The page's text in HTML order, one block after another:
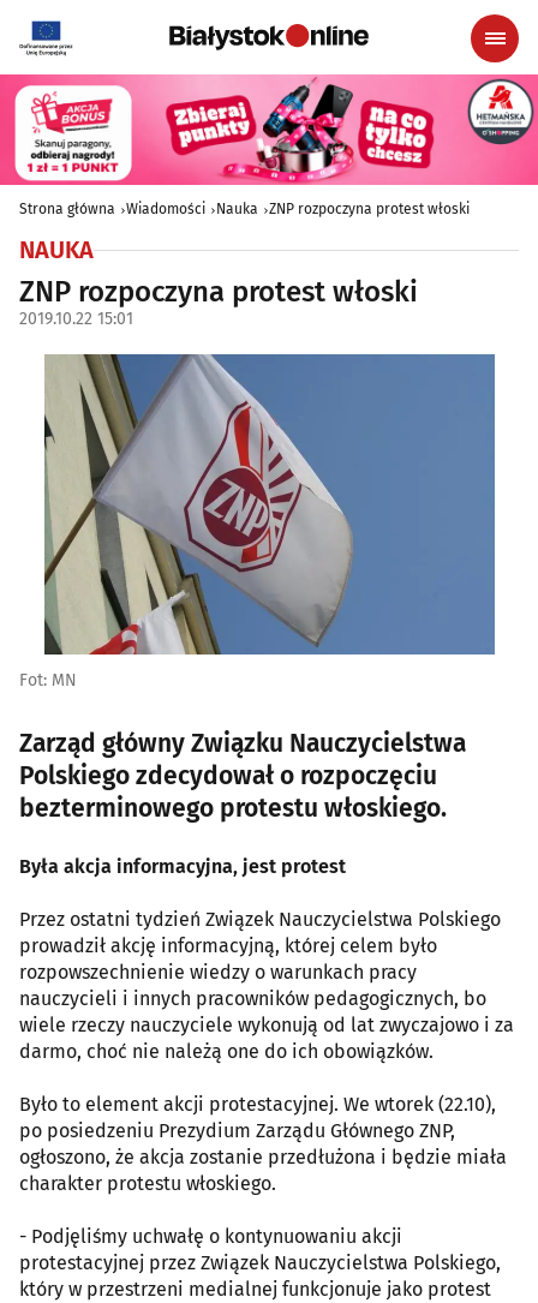
Strona główna Wiadomości Nauka ZNP rozpoczyna protest włoski
NAUKA
ZNP rozpoczyna protest włoski
2019.10.22 15:01
Fot: MN
Zarząd główny Związku Nauczycielstwa
Polskiego zdecydował o rozpoczęciu
bezterminowego protestu włoskiego.
Była akcja informacyjna, jest protest
Przez ostatni tydzień Związek Nauczycielstwa Polskiego
prowadził akcję informacyjną, której celem było
rozpowszechnienie wiedzy o warunkach pracy
nauczycieli i innych pracowników pedagogicznych, bo
wiele rzeczy nauczyciele wykonują od lat zwyczajowo i za
darmo, choć nie należą one do ich obowiązków.
Było to element akcji protestacyjnej. We wtorek (22.10),
po posiedzeniu Prezydium Zarządu Głównego ZNP,
ogłoszono, że akcja zostanie przedłużona i będzie miała
charakter protestu włoskiego.
- Podjęliśmy uchwałę o kontynuowaniu akcji
protestacyjnej przez Związek Nauczycielstwa Polskiego,
który w przestrzeni medialnej funkcjonuje jako protest